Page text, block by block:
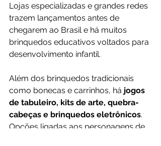
Lojas especializadas e grandes redes
trazem lançamentos antes de
chegarem ao Brasil e há muitos
brinquedos educativos voltados para
desenvolvimento infantil.
Além dos brinquedos tradicionais
como bonecas e carrinhos, há jogos
de tabuleiro, kits de arte, quebra-
cabeças e brinquedos eletrônicos.
Opções ligadas aos personagens de